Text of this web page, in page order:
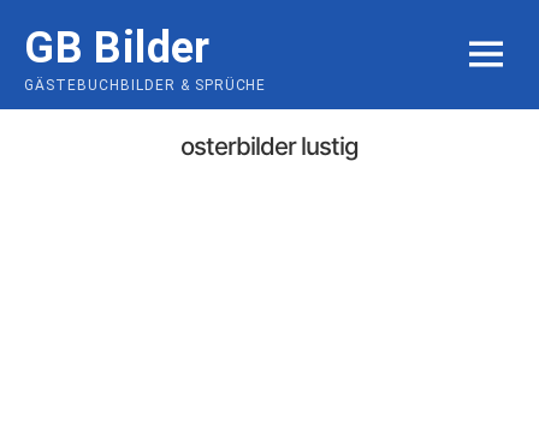
content
GB Bilder
GÄSTEBUCHBILDER & SPRÜCHE
MENU
osterbilder lustig